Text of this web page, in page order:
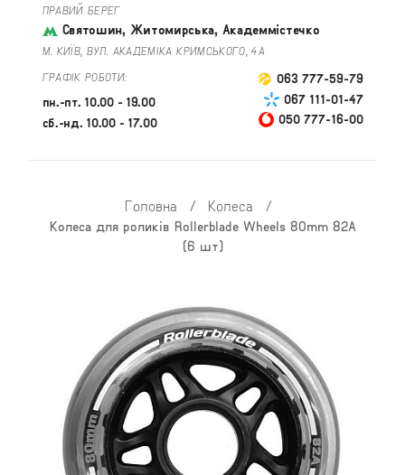
ПРАВИЙ БЕРЕГ
Святошин, Житомирська, Академмістечко
М. КИЇВ, ВУЛ. АКАДЕМІКА КРИМСЬКОГО, 4А
ГРАФІК РОБОТИ:
пн.-пт. 10.00 - 19.00
сб.-нд. 10.00 - 17.00
063 777-59-79
067 111-01-47
050 777-16-00
Головна / Колеса /
Колеса для роликів Rollerblade Wheels 80mm 82A
(6 шт)